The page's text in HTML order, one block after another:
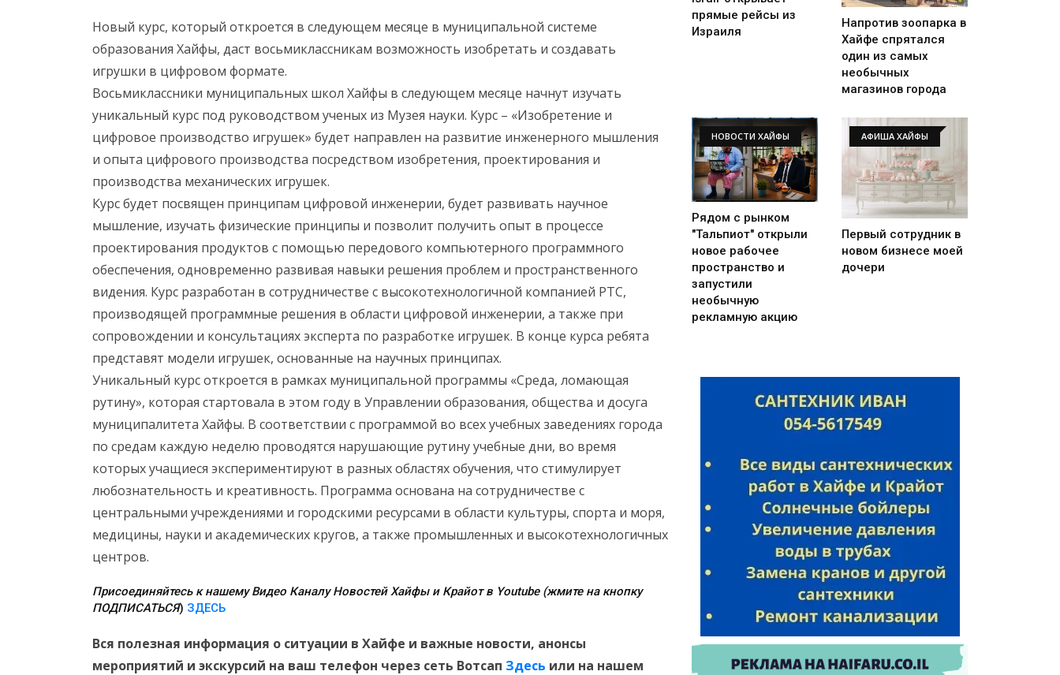
Новый курс, который откроется в следующем месяце в муниципальной системе
образования Хайфы, даст восьмиклассникам возможность изобретать и создавать
игрушки в цифровом формате.
Восьмиклассники муниципальных школ Хайфы в следующем месяце начнут изучать
уникальный курс под руководством ученых из Музея науки. Курс – «Изобретение и
цифровое производство игрушек» будет направлен на развитие инженерного мышления
и опыта цифрового производства посредством изобретения, проектирования и
производства механических игрушек.
Курс будет посвящен принципам цифровой инженерии, будет развивать научное
мышление, изучать физические принципы и позволит получить опыт в процессе
проектирования продуктов с помощью передового компьютерного программного
обеспечения, одновременно развивая навыки решения проблем и пространственного
видения. Курс разработан в сотрудничестве с высокотехнологичной компанией PTC,
производящей программные решения в области цифровой инженерии, а также при
сопровождении и консультациях эксперта по разработке игрушек. В конце курса ребята
представят модели игрушек, основанные на научных принципах.
Уникальный курс откроется в рамках муниципальной программы «Среда, ломающая
рутину», которая стартовала в этом году в Управлении образования, общества и досуга
муниципалитета Хайфы. В соответствии с программой во всех учебных заведениях города
по средам каждую неделю проводятся нарушающие рутину учебные дни, во время
которых учащиеся экспериментируют в разных областях обучения, что стимулирует
любознательность и креативность. Программа основана на сотрудничестве с
центральными учреждениями и городскими ресурсами в области культуры, спорта и моря,
медицины, науки и академических кругов, а также промышленных и высокотехнологичных
центров.
Присоединяйтесь к нашему Видео Каналу Новостей Хайфы и Крайот в Youtube (жмите на кнопку
ПОДПИСАТЬСЯ) ЗДЕСЬ
Вся полезная информация о ситуации в Хайфе и важные новости, анонсы
мероприятий и экскурсий на ваш телефон через сеть Вотсап Здесь или на нашем
прямые рейсы из
Израиля
Напротив зоопарка в
Хайфе спрятался
один из самых
необычных
магазинов города
НОВОСТИ ХАЙФЫ
Рядом с рынком
"Тальпиот" открыли
новое рабочее
пространство и
запустили
необычную
рекламную акцию
АФИША ХАЙФЫ
Первый сотрудник в
новом бизнесе моей
дочери